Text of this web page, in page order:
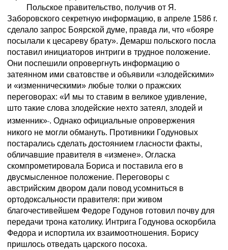
Польское правительство, получив от Я.
Заборовского секретную информацию, в апреле 1586 г.
сделало запрос Боярской думе, правда ли, что «бояре
посылали к цесареву брату». Демарш польского посла
поставил инициаторов интриги в трудное положение.
Они поспешили опровергнуть информацию о
затеянном ими сватовстве и объявили «злодейскими»
и «изменническими» любые толки о пражских
переговорах: «И мы то ставим в великое удивление,
што такие слова злодейские нехто затеял, злодей и
изменник» . Однако официальные опровержения
никого не могли обмануть. Противники Годуновых
постарались сделать достоянием гласности факты,
обличавшие правителя в «измене». Огласка
скомпрометировала Бориса и поставила его в
двусмысленное положение. Переговоры с
австрийским двором дали повод усомниться в
ортодоксальности правителя: при живом
благочестивейшем Федоре Годунов готовил почву для
передачи трона католику. Интрига Годунова оскорбила
Федора и испортила их взаимоотношения. Борису
пришлось отведать царского посоха.